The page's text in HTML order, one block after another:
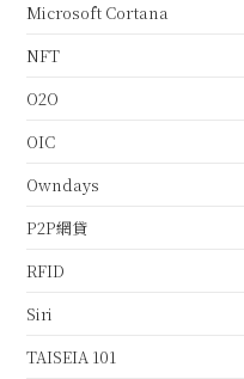
Microsoft Cortana
NFT
O2O
OIC
Owndays
P2P網貸
RFID
Siri
TAISEIA 101